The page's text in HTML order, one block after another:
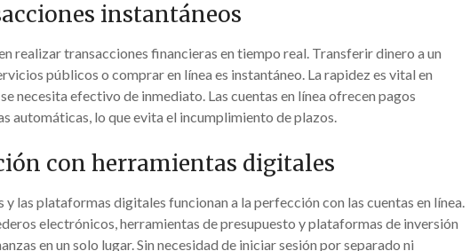
instantáneos
realizar transacciones financieras en tiempo real. Transferir dinero a un
públicos o comprar en línea es instantáneo. La rapidez es vital en
necesita efectivo de inmediato. Las cuentas en línea ofrecen pagos
automáticas, lo que evita el incumplimiento de plazos.
con herramientas digitales
y las plataformas digitales funcionan a la perfección con las cuentas en línea.
electrónicos, herramientas de presupuesto y plataformas de inversión
en un solo lugar. Sin necesidad de iniciar sesión por separado ni